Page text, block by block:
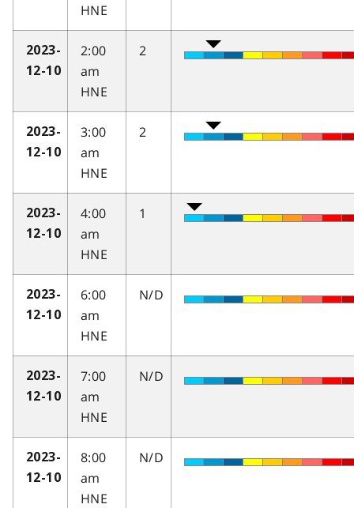
HNE
2023-
12-10
2:00
am
HNE
2
2023-
12-10
3:00
am
HNE
2
2023-
12-10
4:00
am
HNE
1
2023-
12-10
6:00
am
HNE
N/D
2023-
12-10
7:00
am
HNE
N/D
2023-
12-10
8:00
am
HNE
N/D